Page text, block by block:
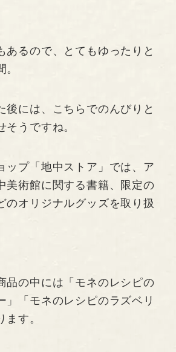
あるので、とてもゆったりと
後には、こちらでのんびりと
そうですね。
ップ「地中ストア」では、ア
美術館に関する書籍、限定の
のオリジナルグッズを取り扱
品の中には「モネのレシピの
」「モネのレシピのラズベリ
ます。